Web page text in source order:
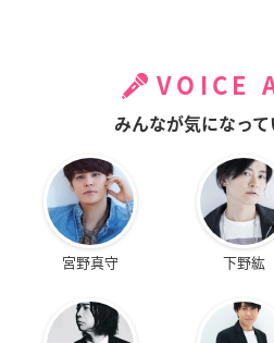
VOICE
みんなが気になっ
宮野真守 下野紘